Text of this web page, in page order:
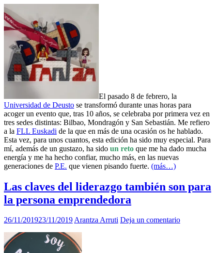
El pasado 8 de febrero, la
Universidad de Deusto se transformó durante unas horas para
acoger un evento que, tras 10 años, se celebraba por primera vez en
tres sedes distintas: Bilbao, Mondragón y San Sebastián. Me refiero
a la FLL Euskadi de la que en más de una ocasión os he hablado.
Esta vez, para unos cuantos, esta edición ha sido muy especial. Para
mí, además de un gustazo, ha sido un reto que me ha dado mucha
energía y me ha hecho confiar, mucho más, en las nuevas
generaciones de P.E. que vienen pisando fuerte. (más…)
Las claves del liderazgo también son para
la persona emprendedora
26/11/201923/11/2019Arantza Arruti Deja un comentario